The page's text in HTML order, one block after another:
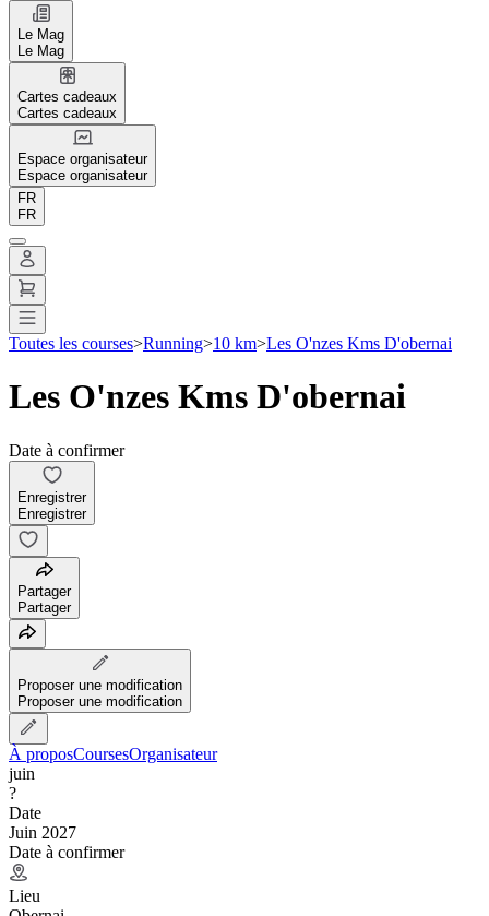
Le Mag
Le Mag
Cartes cadeaux
Cartes cadeaux
Espace organisateur
Espace organisateur
FR
FR
Toutes les courses>Running>10 km>Les O'nzes Kms D'obernai
Les O'nzes Kms D'obernai
Date à confirmer
Enregistrer
Enregistrer
Partager
Partager
Proposer une modification
Proposer une modification
À proposCoursesOrganisateur
juin
?
Date
Juin 2027
Date à confirmer
Lieu